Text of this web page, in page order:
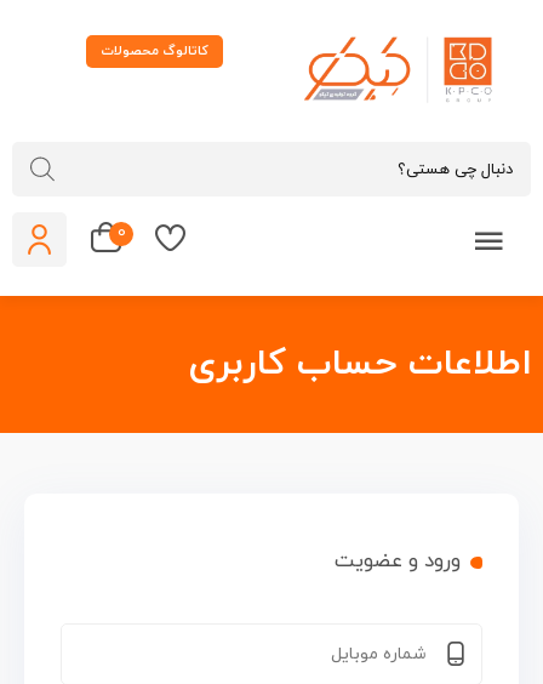
کاتالوگ محصولات
حساب كاربری
ورود و عضویت